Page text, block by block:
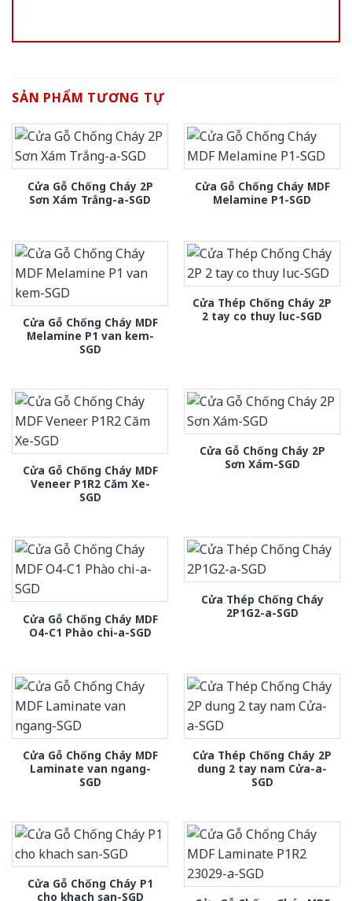
SẢN PHẨM TƯƠNG TỰ
Cửa Gỗ Chống Cháy 2P
Sơn Xám Trắng-a-SGD
Cửa Gỗ Chống Cháy MDF
Melamine P1-SGD
Cửa Gỗ Chống Cháy MDF
Melamine P1 van kem-
SGD
Cửa Thép Chống Cháy 2P
2 tay co thuy luc-SGD
Cửa Gỗ Chống Cháy MDF
Veneer P1R2 Căm Xe-
SGD
Cửa Gỗ Chống Cháy 2P
Sơn Xám-SGD
Cửa Gỗ Chống Cháy MDF
O4-C1 Phào chi-a-SGD
Cửa Thép Chống Cháy
2P1G2-a-SGD
Cửa Gỗ Chống Cháy MDF
Laminate van ngang-
SGD
Cửa Thép Chống Cháy 2P
dung 2 tay nam Cửa-a-
SGD
Cửa Gỗ Chống Cháy P1
cho khach san-SGD